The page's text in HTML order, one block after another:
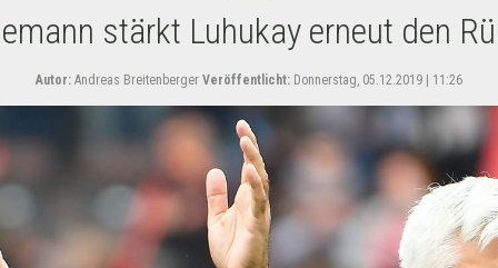
stärkt Luhukay erneut den
Autor: Andreas Breitenberger Veröffentlicht: Donnerstag, 05.12.2019 | 11:26